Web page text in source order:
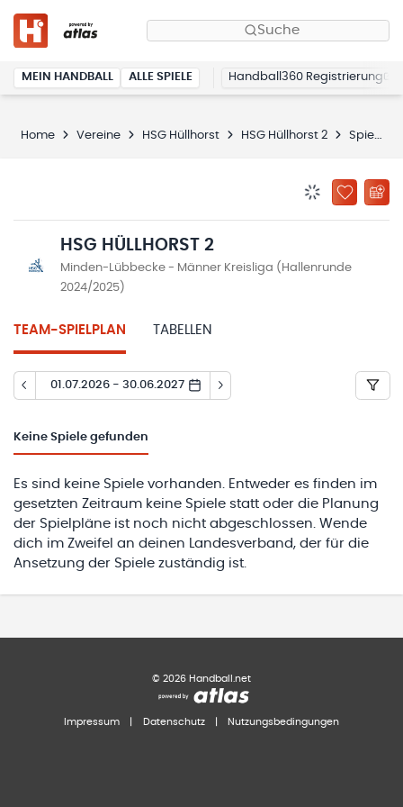
Suche
MEIN HANDBALL ALLE SPIELE Handball360 Registrierung
Home Vereine HSG Hüllhorst HSG Hüllhorst 2 Spielplan
ZU
HSG HÜLLHORST 2
Minden-Lübbecke - Männer Kreisliga (Hallenrunde
2024/2025)
TEAM-SPIELPLAN TABELLEN
01.07.2026 - 30.06.2027
Keine Spiele gefunden
Es sind keine Spiele vorhanden. Entweder es finden im
gesetzten Zeitraum keine Spiele statt oder die Planung
der Spielpläne ist noch nicht abgeschlossen. Wende
dich im Zweifel an deinen Landesverband, der für die
Ansetzung der Spiele zuständig ist.
© 2026 Handball.net
Impressum Datenschutz Nutzungsbedingungen